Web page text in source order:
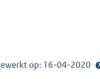
op: 16-04-2020